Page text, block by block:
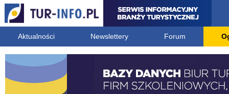
Aktualności Newslettery Forum